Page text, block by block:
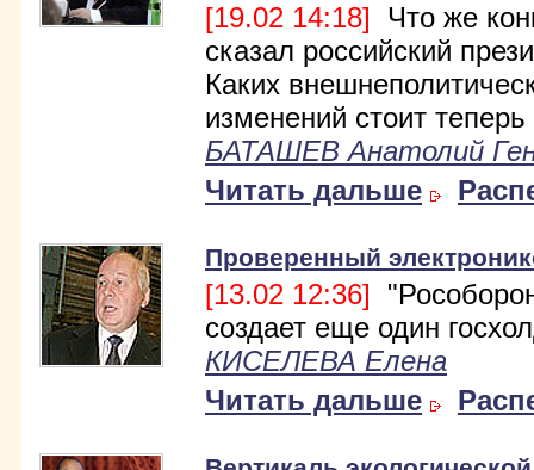
[19.02 14:18] Что же
сказал российский
Каких
изменений стоит
БАТАШЕВ Анатолий
Читать дальше
Проверенный
[13.02 12:36]
создает еще один
КИСЕЛЕВА Елена
Читать дальше